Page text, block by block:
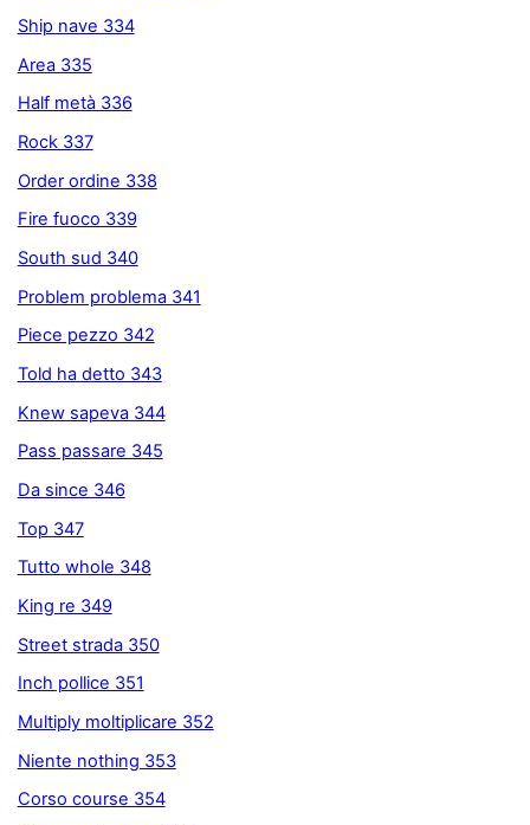
Ship nave 334
Area 335
Half metà 336
Rock 337
Order ordine 338
Fire fuoco 339
South sud 340
Problem problema 341
Piece pezzo 342
Told ha detto 343
Knew sapeva 344
Pass passare 345
Da since 346
Top 347
Tutto whole 348
King re 349
Street strada 350
Inch pollice 351
Multiply moltiplicare 352
Niente nothing 353
Corso course 354